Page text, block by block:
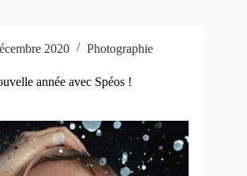
2020 Photographie
année avec Spéos !